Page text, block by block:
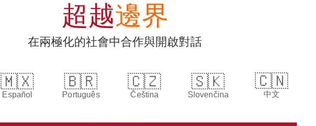
超越邊界
在兩極化的社會中合作與開啟對話
🇲🇽
Español
🇧🇷
Português
🇨🇿
Čeština
🇸🇰
Slovenčina
🇨🇳
中文